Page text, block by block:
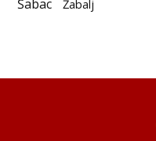
Šabac Žabalj